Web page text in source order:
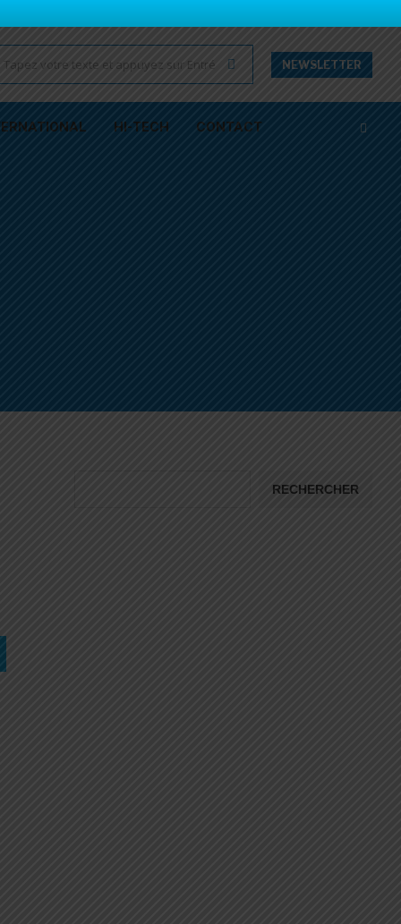
NEWSLETTER
HI-TECH CONTACT
RECHERCHER